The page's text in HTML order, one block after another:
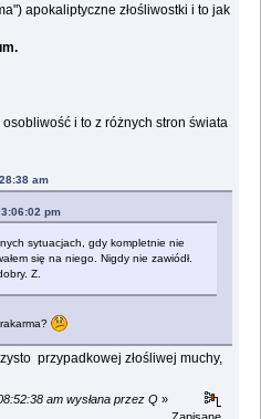
apokaliptyczne złośliwostki i to jak
i to z różnych stron świata
am
pm
sytuacjach, gdy kompletnie nie
się na niego. Nigdy nie zawiódł.
Z.
przypadkowej złośliwej muchy,
am wysłana przez Q »